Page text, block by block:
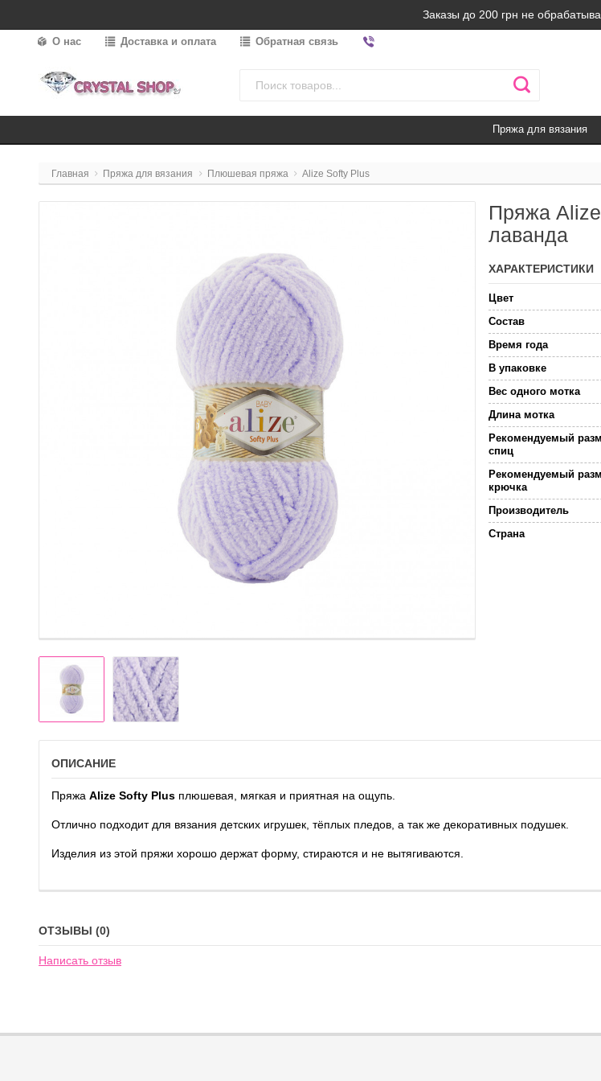
Заказы до 200 грн не
О нас Доставка и оплата Обратная связь
Пряжа для вязания
Главная Пряжа для вязания Плюшевая пряжа Alize Softy Plus
Пряжа
лаванда
ХАРАКТЕРИСТИКИ
Цвет
Состав
Время года
В упаковке
Вес одного мотка
Длина мотка
Рекомендуемый
спиц
Рекомендуемый
крючка
Производитель
Страна
ОПИСАНИЕ
Пряжа Alize Softy Plus плюшевая, мягкая и приятная на ощупь.
Отлично подходит для вязания детских игрушек, тёплых пледов, а так же декоративных подушек.
Изделия из этой пряжи хорошо держат форму, стираются и не вытягиваются.
ОТЗЫВЫ (0)
Написать отзыв